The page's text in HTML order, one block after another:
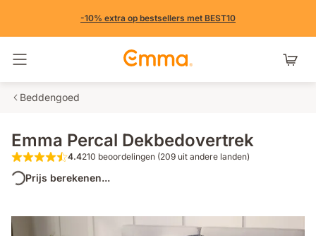
-10% extra op bestsellers met BEST10
Navigatie in- en uitschakelen
Beddengoed
Emma Percal Dekbedovertrek
4.4 van de 5 sterren 210
4.4210 beoordelingen (209 uit andere landen)
Prijs berekenen...